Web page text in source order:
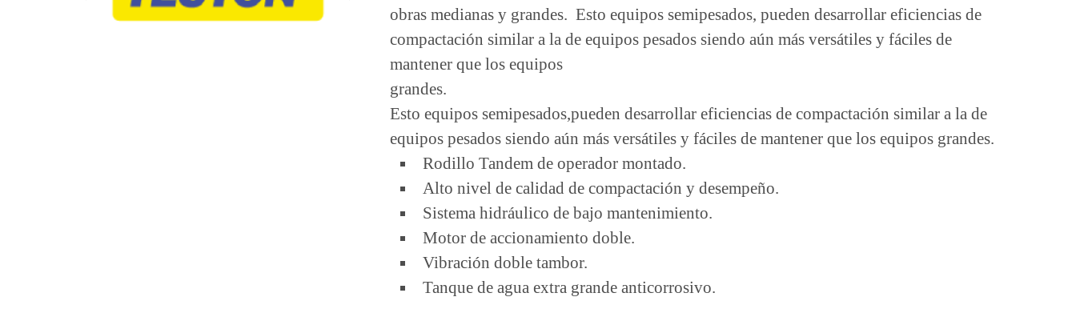
obras medianas y grandes. Esto equipos semipesados, pueden desarrollar eficiencias de
compactación similar a la de equipos pesados siendo aún más versátiles y fáciles de
mantener que los equipos
grandes.
Esto equipos semipesados,pueden desarrollar eficiencias de compactación similar a la de
equipos pesados siendo aún más versátiles y fáciles de mantener que los equipos grandes.
Rodillo Tandem de operador montado.
Alto nivel de calidad de compactación y desempeño.
Sistema hidráulico de bajo mantenimiento.
Motor de accionamiento doble.
Vibración doble tambor.
Tanque de agua extra grande anticorrosivo.